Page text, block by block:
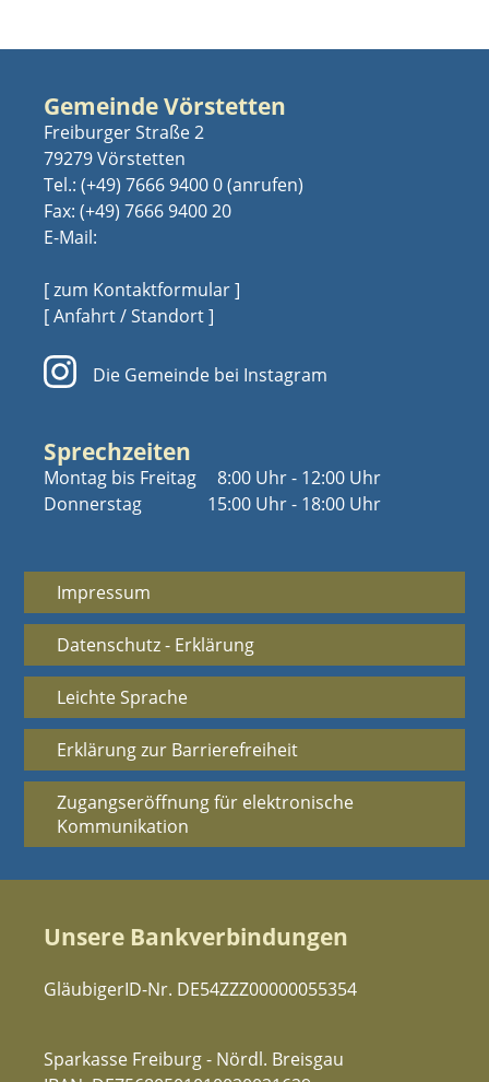
Gemeinde Vörstetten
Freiburger Straße 2
79279 Vörstetten
Tel.: (+49) 7666 9400 0
Fax: (+49) 7666 9400 20
E-Mail:
[ zum Kontaktformular ]
[ Anfahrt / Standort ]
Die Gemeinde bei Instagram
Sprechzeiten
Montag bis Freitag
Donnerstag
8:00 Uhr - 12:00 Uhr
15:00 Uhr - 18:00 Uhr
Impressum
Datenschutz - Erklärung
Leichte Sprache
Erklärung zur Barrierefreiheit
Zugangseröffnung für elektronische
Kommunikation
Unsere Bankverbindungen
GläubigerID-Nr. DE54ZZZ00000055354
Sparkasse Freiburg - Nördl. Breisgau